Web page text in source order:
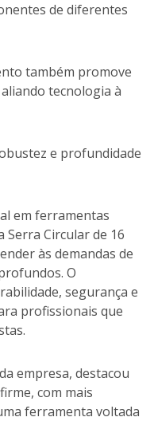
de diferentes
também promove
tecnologia à
e profundidade
em ferramentas
Circular de 16
às demandas de
O
segurança e
profissionais que
empresa, destacou
com mais
ferramenta voltada